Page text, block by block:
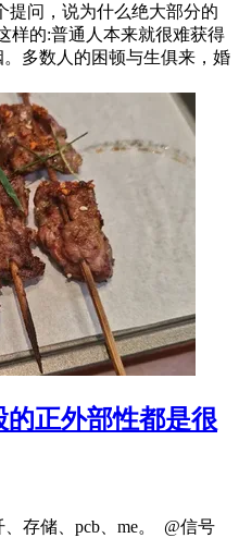
提问，说为什么绝大部分的
样的:普通人本来就很难获得
多数人的困顿与生俱来，婚
的正外部性都是很
、存储、pcb、me。 ​​​ @信号